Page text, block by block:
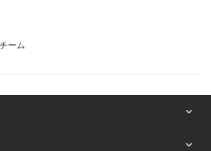
ーム